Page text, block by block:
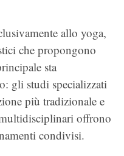
allo yoga,
che propongono
sta
gli studi specializzati
più tradizionale e
offrono
condivisi.